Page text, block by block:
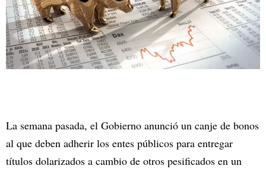
La semana pasada, el Gobierno anunció un canje de bonos
al que deben adherir los entes públicos para entregar
títulos dolarizados a cambio de otros pesificados en un